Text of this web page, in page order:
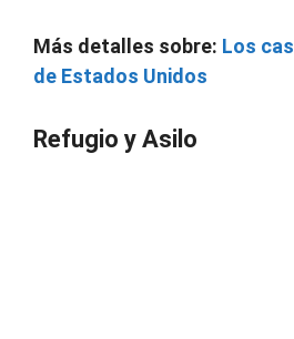
Más detalles sobre: Los
de Estados Unidos
Refugio y Asilo